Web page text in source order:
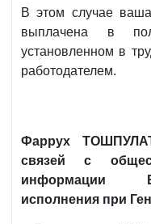
В этом случае
выплачена в
установленном в
работодателем.
Фаррух
связей с
информации
исполнения при